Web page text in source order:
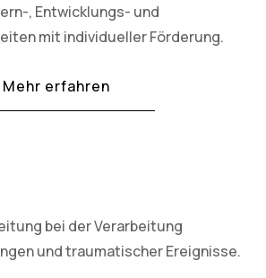
, Entwicklungs- und
mit individueller Förderung.
Mehr erfahren
bei der Verarbeitung
und traumatischer Ereignisse.